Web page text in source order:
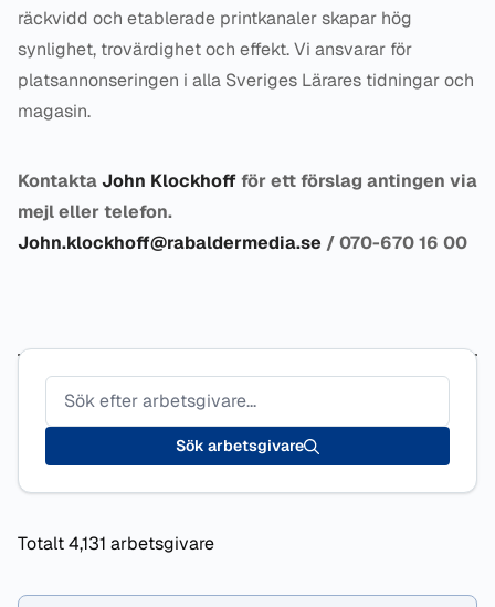
räckvidd och etablerade printkanaler skapar hög
synlighet, trovärdighet och effekt. Vi ansvarar för
platsannonseringen i alla Sveriges Lärares tidningar och
magasin.
KontaktaJohn Klockhoffför ett förslag antingen via
mejl eller telefon.
John.klockhoff@rabaldermedia.se / 070-670 16 00
Sök arbetsgivare
Totalt 4,131 arbetsgivare